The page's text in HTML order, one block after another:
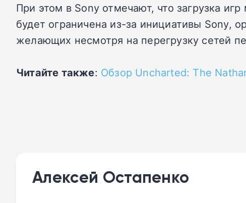
При этом в Sony отмечают, что загрузка
будет ограничена из-за инициативы Sony,
желающих несмотря на перегрузку сетей
Читайте также: Обзор Uncharted: The
Алексей Остапенко